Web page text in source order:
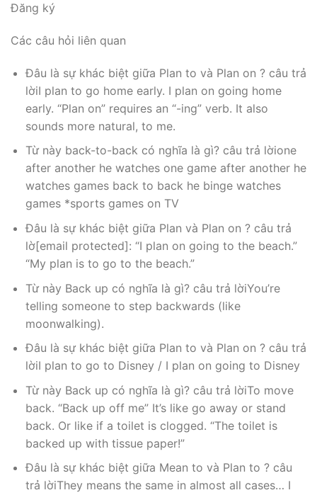
Đăng ký
Các câu hỏi liên quan
Đâu là sự khác biệt giữa Plan to và Plan on ? câu trả
lờiI plan to go home early. I plan on going home
early. “Plan on” requires an “-ing” verb. It also
sounds more natural, to me.
Từ này back-to-back có nghĩa là gì? câu trả lờione
after another he watches one game after another he
watches games back to back he binge watches
games *sports games on TV
Đâu là sự khác biệt giữa Plan và Plan on ? câu trả
lờ[email protected]: “I plan on going to the beach.”
“My plan is to go to the beach.”
Từ này Back up có nghĩa là gì? câu trả lờiYou’re
telling someone to step backwards (like
moonwalking).
Đâu là sự khác biệt giữa Plan to và Plan on ? câu trả
lờiI plan to go to Disney / I plan on going to Disney
Từ này Back up có nghĩa là gì? câu trả lờiTo move
back. “Back up off me” It’s like go away or stand
back. Or like if a toilet is clogged. “The toilet is
backed up with tissue paper!”
Đâu là sự khác biệt giữa Mean to và Plan to ? câu
trả lờiThey means the same in almost all cases… I